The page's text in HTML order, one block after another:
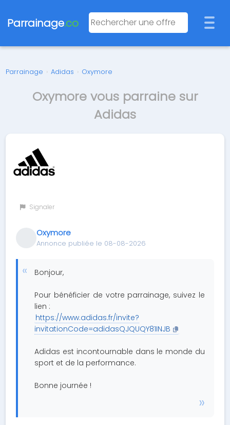
Parrainage.co
Parrainage › Adidas › Oxymore
Oxymore vous parraine sur
Adidas
Signaler
Oxymore
Annonce publiée le 08-08-2026
Bonjour,
Pour bénéficier de votre parrainage, suivez le
lien :
https://www.adidas.fr/invite?
invitationCode=adidasQJQUQY81INJB
Adidas est incontournable dans le monde du
sport et de la performance.
Bonne journée !